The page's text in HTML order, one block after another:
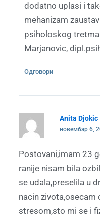
dodatno uplasi i
mehanizam
psiholoskog
Marjanovic,
Одговори
Anita Djokic
новембар 6,
Postovani,imam 23
ranije nisam bila
se udala,preselila u
nacin
stresom,sto mi se i